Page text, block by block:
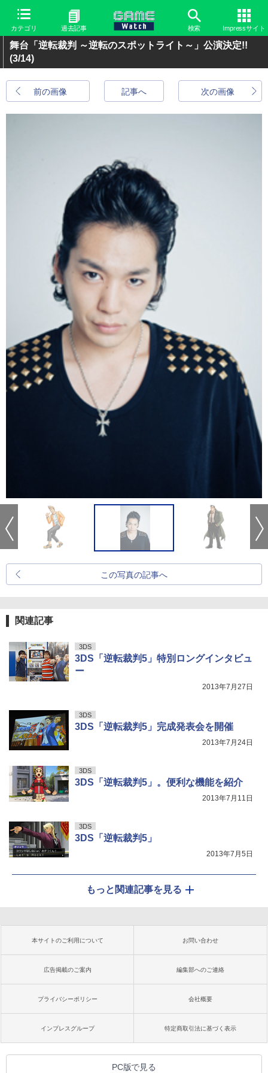
カテゴリ 過去記事 検索 Impressサイト
舞台「逆転裁判 ～逆転のスポットライト～」公演決定!!
(3/14)
前の画像 次の画像
記事へ
この写真の記事へ
関連記事
3DS
3DS「逆転裁判5」特別ロングインタビュ
ー
2013年7月27日
3DS
3DS「逆転裁判5」完成発表会を開催
2013年7月24日
3DS
3DS「逆転裁判5」。便利な機能を紹介
2013年7月11日
3DS
3DS「逆転裁判5」
2013年7月5日
もっと関連記事を見る
本サイトのご利用について お問い合わせ
広告掲載のご案内 編集部へのご連絡
プライバシーポリシー 会社概要
インプレスグループ 特定商取引法に基づく表示
PC版で見る